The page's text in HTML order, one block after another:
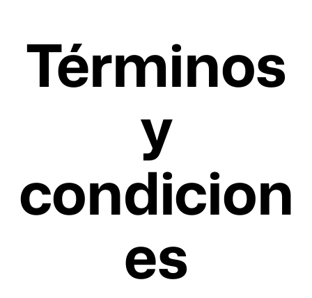
Términos
y
condicion
es